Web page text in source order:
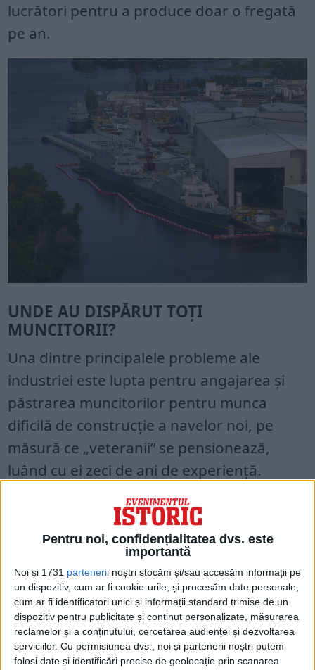
Pentru noi, confidențialitatea dvs. este
importantă
Noi și 1731 partenerii noștri stocăm și/sau accesăm informații pe
un dispozitiv, cum ar fi cookie-urile, și procesăm date personale,
cum ar fi identificatori unici și informații standard trimise de un
dispozitiv pentru publicitate și conținut personalizate, măsurarea
reclamelor și a conținutului, cercetarea audienței și dezvoltarea
serviciilor. Cu permisiunea dvs., noi și partenerii noștri putem
folosi date și identificări precise de geolocație prin scanarea
lucrători pentru a produce doar o fregată
pe an.
UNDE AU DISPĂRUT TOȚI
MUNCITORII?
Una dintre principalele probleme ale
industriei este lupta pentru angajarea și
păstrarea muncitorilor pentru munca
dificilă de construcție a navelor noi, pe
măsură ce „veteranii” se pensionează,
luând cu ei zeci de ani de experiență.